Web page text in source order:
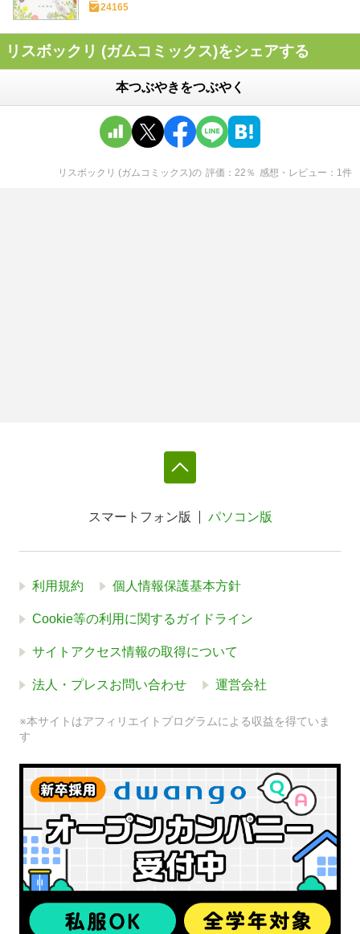
24165
リスボックリ (ガムコミックス)をシェアする
本つぶやきをつぶやく
リスボックリ (ガムコミックス)の 評価 22 ％ 感想・レビュー 1件
スマートフォン版 パソコン版
利用規約 個人情報保護基本方針
Cookie等の利用に関するガイドライン
サイトアクセス情報の取得について
法人・プレスお問い合わせ 運営会社
※本サイトはアフィリエイトプログラムによる収益を得ていま
す